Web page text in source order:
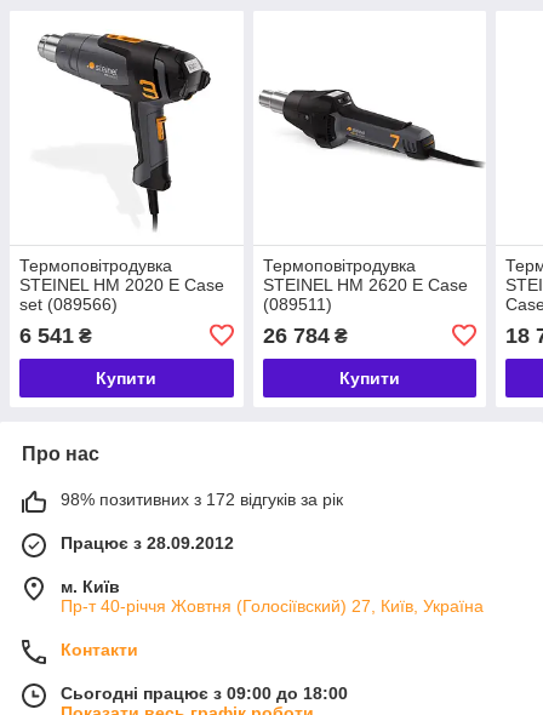
Термоповітродувка
STEINEL HM 2020 E Case
set (089566)
6 541 ₴
Купити
Термоповітродувка
STEINEL HM 2620 E Case
(089511)
26 784₴
Купити
18
Про нас
98% позитивних з 172 відгуків за рік
Працює з 28.09.2012
м. Київ
Пр-т 40-річчя Жовтня (Голосіївский) 27, Київ, Україна
Контакти
Сьогодні працює з 09:00 до 18:00